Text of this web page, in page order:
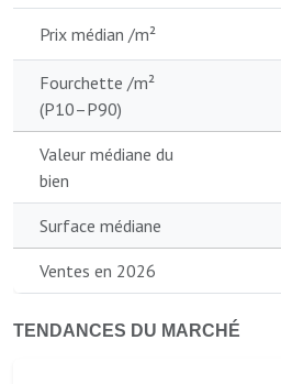
Prix médian /m²
Fourchette /m²
(P10–P90)
Valeur médiane du
bien
Surface médiane
Ventes en 2026
TENDANCES DU MARCHÉ